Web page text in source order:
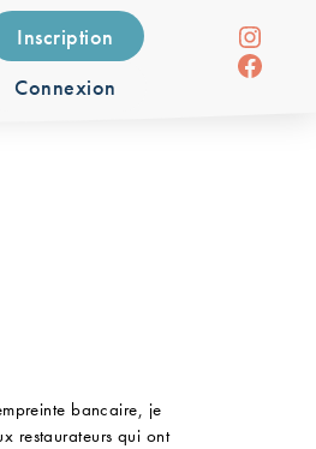
Inscription
Connexion
bancaire, je
restaurateurs qui ont